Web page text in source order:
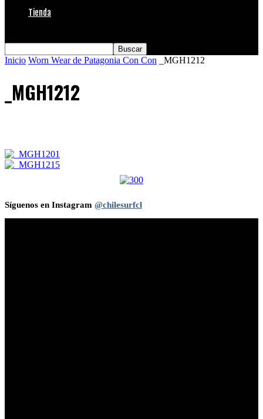
Tienda
Inicio Worn Wear de Patagonia Con Con _MGH1212
_MGH1212
Síguenos en Instagram @chilesurfcl